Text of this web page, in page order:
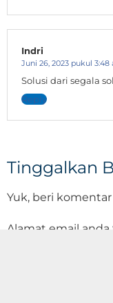
Indri
Juni 26, 2023 pukul 3:48
Solusi dari segala
Reply
Tinggalkan
Yuk, beri
Alamat email